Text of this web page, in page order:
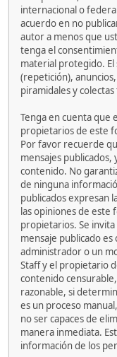
internacional o
acuerdo en no
autor a menos que
tenga el
material protegido. El
(repetición),
piramidales y
Tenga en cuenta que
propietarios de este
Por favor recuerde
mensajes
contenido. No
de ninguna
publicados expresan
las opiniones de este
propietarios. Se
mensaje publicado
administrador o un
Staff y el propietario
contenido
razonable, si
es un proceso
no ser capaces de
manera inmediata.
información de los